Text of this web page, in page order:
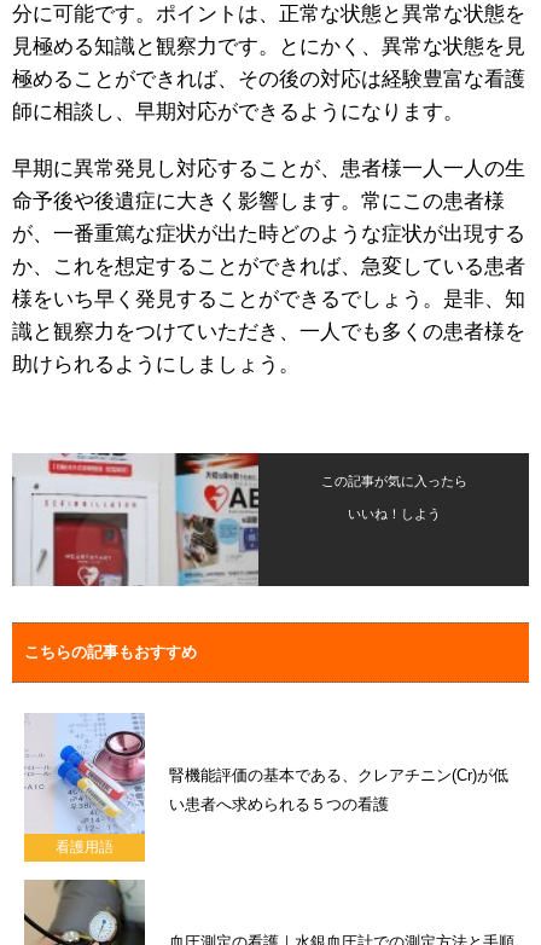
分に可能です。ポイントは、正常な状態と異常な状態を
見極める知識と観察力です。とにかく、異常な状態を見
極めることができれば、その後の対応は経験豊富な看護
師に相談し、早期対応ができるようになります。
早期に異常発見し対応することが、患者様一人一人の生
命予後や後遺症に大きく影響します。常にこの患者様
が、一番重篤な症状が出た時どのような症状が出現する
か、これを想定することができれば、急変している患者
様をいち早く発見することができるでしょう。是非、知
識と観察力をつけていただき、一人でも多くの患者様を
助けられるようにしましょう。
この記事が気に入ったら
いいね！しよう
こちらの記事もおすすめ
看護用語
腎機能評価の基本である、クレアチニン(Cr)が低
い患者へ求められる５つの看護